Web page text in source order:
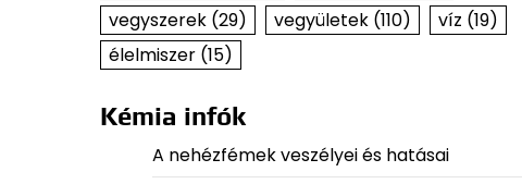
vegyszerek(29) vegyületek(110) víz (19)
élelmiszer(15)
Kémia infók
A nehézfémek veszélyei és hatásai